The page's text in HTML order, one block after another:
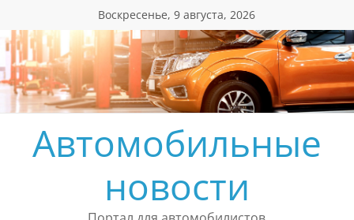
содержимому
Воскресенье, 9 августа, 2026
Автомобильные
новости